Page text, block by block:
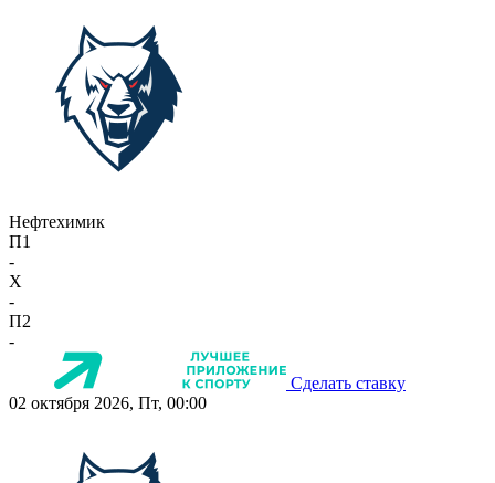
Нефтехимик
П1
-
X
-
П2
-
Сделать ставку
02 октября 2026, Пт, 00:00